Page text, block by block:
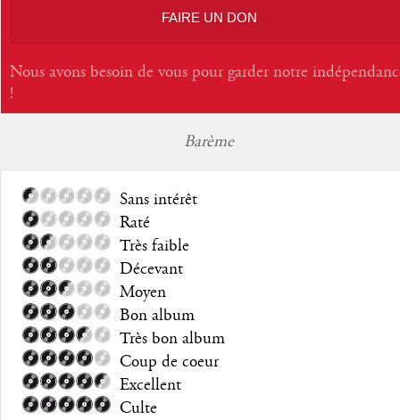
FAIRE UN DON
Nous avons besoin de vous pour garder notre
!
Barème
Sans intérêt
Raté
Très faible
Décevant
Moyen
Bon album
Très bon album
Coup de coeur
Excellent
Culte